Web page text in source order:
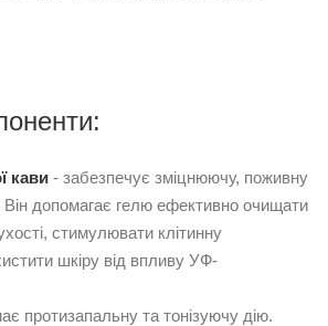
кави - забезпечує зміцнюючу, поживну
допомагає гелю ефективно очищати
стимулювати клітинну
шкіру від впливу УФ-
протизапальну та тонізуючу дію.